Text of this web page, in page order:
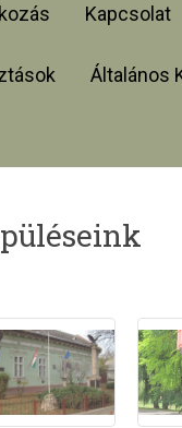
Kapcsolat
Általános